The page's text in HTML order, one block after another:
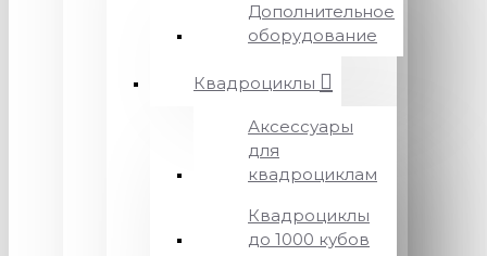
Дополнительное
оборудование
Квадроциклы
Аксессуары
для
квадроциклам
Квадроциклы
до 1000 кубов